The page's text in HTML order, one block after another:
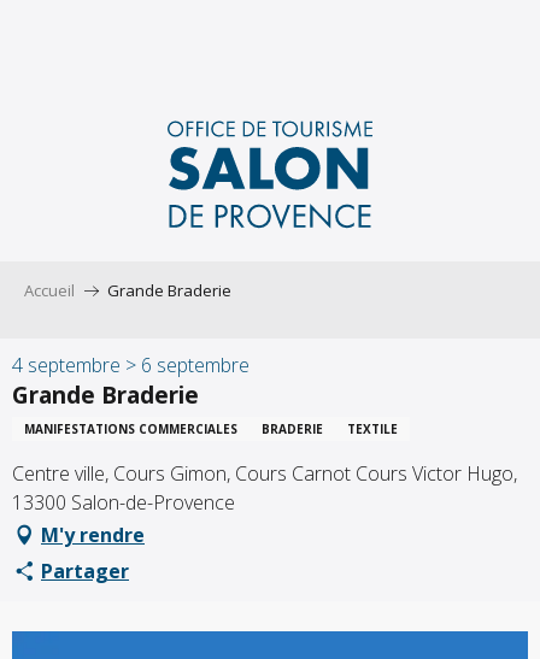
Accueil Grande Braderie
4 septembre > 6 septembre
Grande Braderie
MANIFESTATIONS COMMERCIALES BRADERIE TEXTILE
Centre ville, Cours Gimon, Cours Carnot Cours Victor Hugo,
13300 Salon-de-Provence
M'y rendre
Partager